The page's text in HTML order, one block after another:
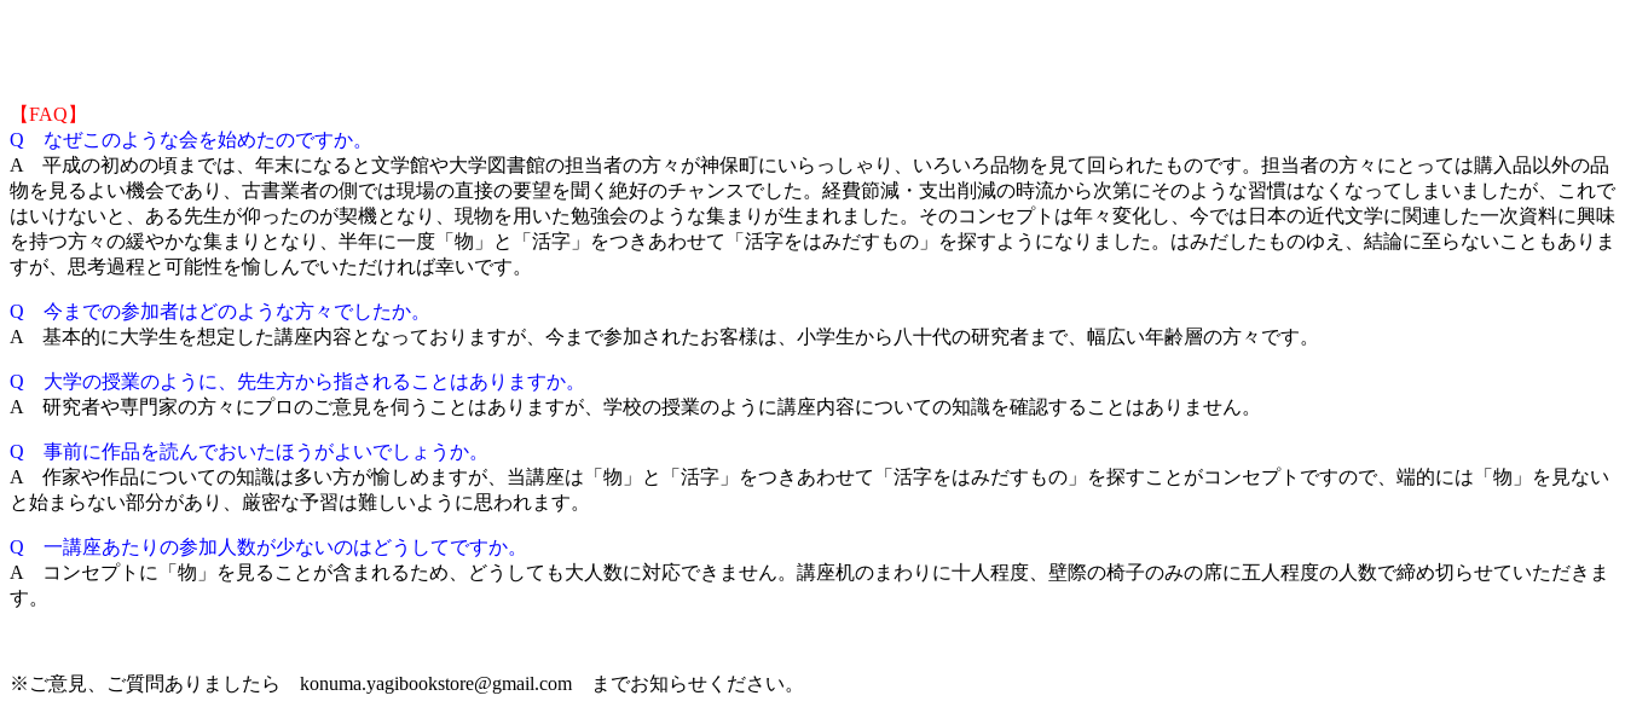
【FAQ】
Q なぜこのような会を始めたのですか。
A 平成の初めの頃までは、年末になると文学館や大学図書館の担当者の方々が神保町にいらっしゃり、いろいろ品物を見て回られたものです。担当者の方々にとっては購入品以外の品
物を見るよい機会であり、古書業者の側では現場の直接の要望を聞く絶好のチャンスでした。経費節減・支出削減の時流から次第にそのような習慣はなくなってしまいましたが、これで
はいけないと、ある先生が仰ったのが契機となり、現物を用いた勉強会のような集まりが生まれました。そのコンセプトは年々変化し、今では日本の近代文学に関連した一次資料に興味
を持つ方々の緩やかな集まりとなり、半年に一度「物」と「活字」をつきあわせて「活字をはみだすもの」を探すようになりました。はみだしたものゆえ、結論に至らないこともありま
すが、思考過程と可能性を愉しんでいただければ幸いです。
Q 今までの参加者はどのような方々でしたか。
A 基本的に大学生を想定した講座内容となっておりますが、今まで参加されたお客様は、小学生から八十代の研究者まで、幅広い年齢層の方々です。
Q 大学の授業のように、先生方から指されることはありますか。
A 研究者や専門家の方々にプロのご意見を伺うことはありますが、学校の授業のように講座内容についての知識を確認することはありません。
Q 事前に作品を読んでおいたほうがよいでしょうか。
A 作家や作品についての知識は多い方が愉しめますが、当講座は「物」と「活字」をつきあわせて「活字をはみだすもの」を探すことがコンセプトですので、端的には「物」を見ない
と始まらない部分があり、厳密な予習は難しいように思われます。
Q 一講座あたりの参加人数が少ないのはどうしてですか。
A コンセプトに「物」を見ることが含まれるため、どうしても大人数に対応できません。講座机のまわりに十人程度、壁際の椅子のみの席に五人程度の人数で締め切らせていただきま
す。
※ご意見、ご質問ありましたら konuma.yagibookstore@gmail.com までお知らせください。